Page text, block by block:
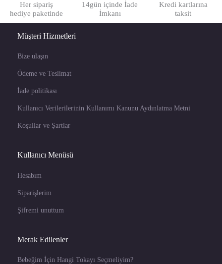
Her sipariş
hediye paketinde
14gün içinde İade
İmkanı
Kredi kartlarına
taksit
Müşteri Hizmetleri
Bize ulaşın
Ödeme ve Teslimat
İade politikası
Kullanıcı Verilerilerinin Kullanımı Kanunu Aydınlatma Metni
Koşullar ve Şartlar
Kullanıcı Menüsü
Hesabım
Siparişlerim
Şifremi unuttum
Merak Edilenler
Bebeğim İçin Hangi Tokayı Seçmeliyim?